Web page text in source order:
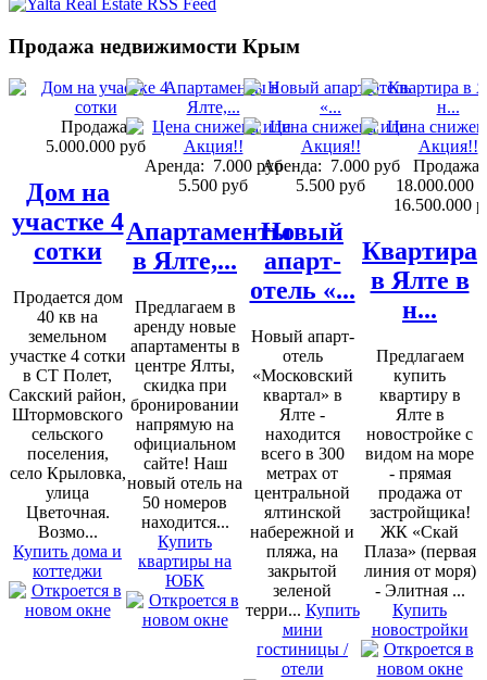
Продажа недвижимости Крым
Продажа:
5.000.000 руб
Дом на
участке 4
сотки
Продается дом
40 кв на
земельном
участке 4 сотки
в СТ Полет,
Сакский район,
Штормовского
сельского
поселения,
село Крыловка,
улица
Цветочная.
Возмо...
Купить дома и
коттеджи
Аренда: 7.000 руб
5.500 руб
Апартаменты
в Ялте,...
Предлагаем в
аренду новые
апартаменты в
центре Ялты,
скидка при
бронировании
напрямую на
официальном
сайте! Наш
новый отель на
50 номеров
находится...
Купить
квартиры на
ЮБК
Аренда: 7.000 руб
5.500 руб
Новый
апарт-
отель «...
Новый апарт-
отель
«Московский
квартал» в
Ялте -
находится
всего в 300
метрах от
центральной
ялтинской
набережной и
пляжа, на
закрытой
зеленой
терри... Купить
мини
гостиницы /
отели
Продажа:
18.000.000
16.500.000
Квартира
в Ялте в
н...
Предлагаем
купить
квартиру в
Ялте в
новостройке с
видом на море
- прямая
продажа от
застройщика!
ЖК «Скай
Плаза» (первая
линия от моря)
- Элитная ...
Купить
новостройки